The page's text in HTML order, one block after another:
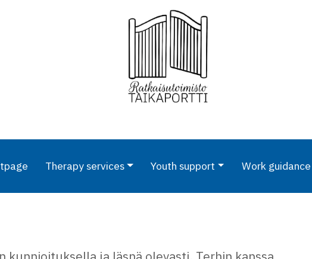
Therapy services Youth support Work guidance